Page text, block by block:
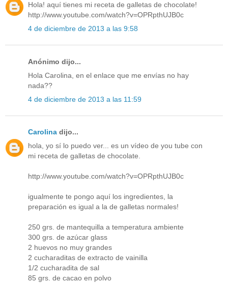
Hola! aquí tienes mi receta de galletas de chocolate!
http://www.youtube.com/watch?v=OPRpthUJB0c
4 de diciembre de 2013 a las 9:58
Anónimo dijo...
Hola Carolina, en el enlace que me envías no hay
nada??
4 de diciembre de 2013 a las 11:59
Carolina dijo...
hola, yo sí lo puedo ver... es un vídeo de you tube con
mi receta de galletas de chocolate.
http://www.youtube.com/watch?v=OPRpthUJB0c
igualmente te pongo aquí los ingredientes, la
preparación es igual a la de galletas normales!
250 grs. de mantequilla a temperatura ambiente
300 grs. de azúcar glass
2 huevos no muy grandes
2 cucharaditas de extracto de vainilla
1/2 cucharadita de sal
85 grs. de cacao en polvo